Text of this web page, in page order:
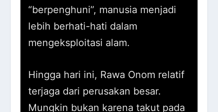
“berpenghuni”, manusia menjadi
lebih berhati-hati dalam
mengeksploitasi alam.
Hingga hari ini, Rawa Onom relatif
terjaga dari perusakan besar.
Mungkin bukan karena takut pada